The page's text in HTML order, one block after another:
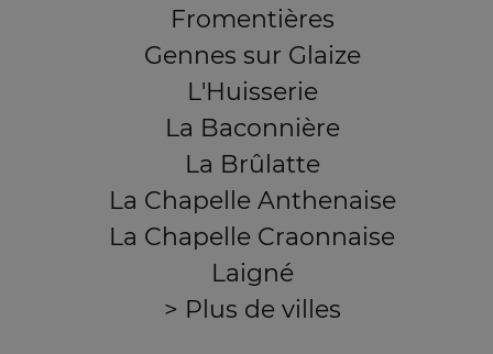
Fromentières
Gennes sur Glaize
L'Huisserie
La Baconnière
La Brûlatte
La Chapelle Anthenaise
La Chapelle Craonnaise
Laigné
> Plus de villes